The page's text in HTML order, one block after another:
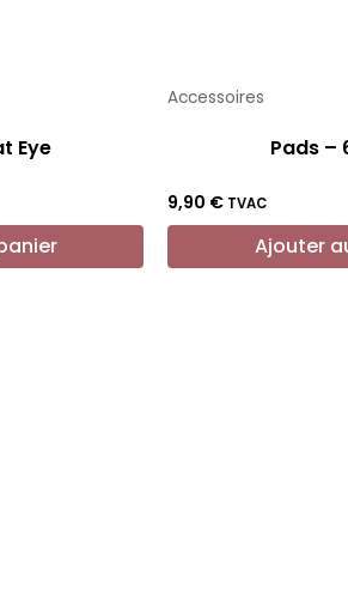
Eye
Accessoires
Pads –
9,90 € TVAC
Ajouter